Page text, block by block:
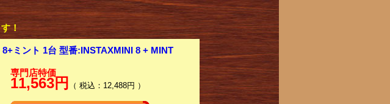
！
ミント 1台 型番:INSTAXMINI 8 + MINT
専門店特価
11,563円 （ 税込：12,488円 ）